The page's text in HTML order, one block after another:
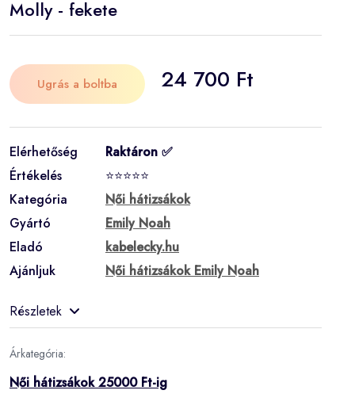
Molly - fekete
Ugrás a boltba 24 700 Ft
Elérhetőség
Raktáron ✅
Értékelés
⭐⭐⭐⭐⭐
Kategória
Női hátizsákok
Gyártó
Emily Noah
Eladó
kabelecky.hu
Ajánljuk
Női hátizsákok Emily Noah
Részletek
Árkategória:
Női hátizsákok 25000 Ft-ig